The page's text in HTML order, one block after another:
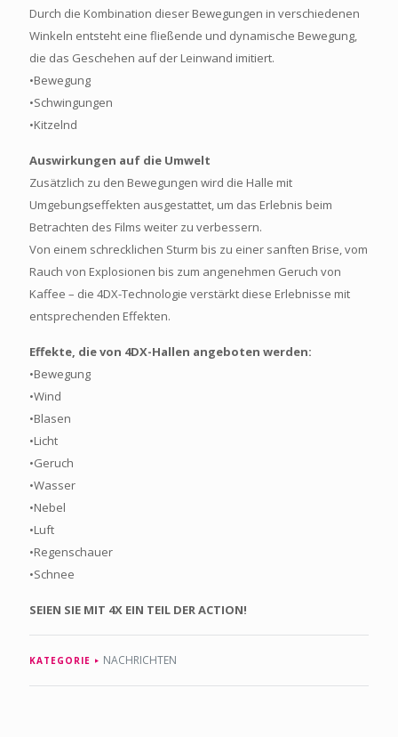
Durch die Kombination dieser Bewegungen in verschiedenen
Winkeln entsteht eine fließende und dynamische Bewegung,
die das Geschehen auf der Leinwand imitiert.
•Bewegung
•Schwingungen
•Kitzelnd
Auswirkungen auf die Umwelt
Zusätzlich zu den Bewegungen wird die Halle mit
Umgebungseffekten ausgestattet, um das Erlebnis beim
Betrachten des Films weiter zu verbessern.
Von einem schrecklichen Sturm bis zu einer sanften Brise, vom
Rauch von Explosionen bis zum angenehmen Geruch von
Kaffee – die 4DX-Technologie verstärkt diese Erlebnisse mit
entsprechenden Effekten.
Effekte, die von 4DX-Hallen angeboten werden:
•Bewegung
•Wind
•Blasen
•Licht
•Geruch
•Wasser
•Nebel
•Luft
•Regenschauer
•Schnee
SEIEN SIE MIT 4X EIN TEIL DER ACTION!
KATEGORIE NACHRICHTEN